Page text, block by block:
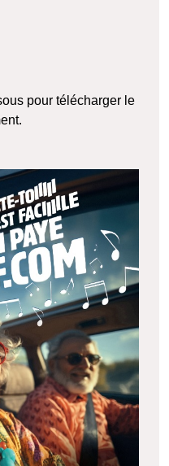
pour télécharger le